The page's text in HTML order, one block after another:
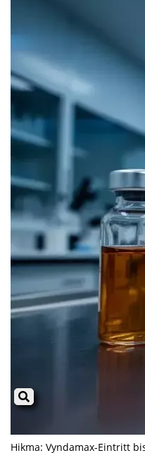
Hikma: Vyndamax-Eintritt